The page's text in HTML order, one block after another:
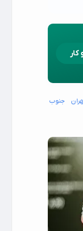
جنوب شرق تهران